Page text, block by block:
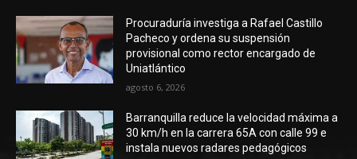
Procuraduría investiga a Rafael Castillo
Pacheco y ordena su suspensión
provisional como rector encargado de
Uniatlántico
agosto 6, 2026
Barranquilla reduce la velocidad máxima a
30 km/h en la carrera 65A con calle 99 e
instala nuevos radares pedagógicos